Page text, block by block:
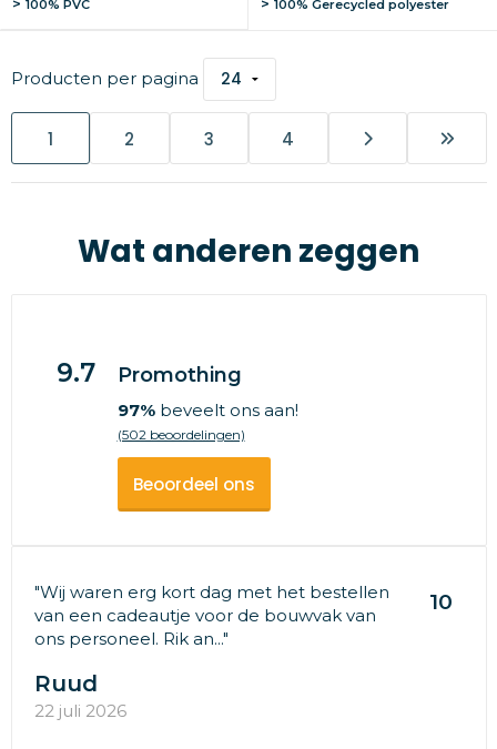
100% PVC 100% Gerecycled polyester
Producten per pagina
1 2 3 4
Wat anderen zeggen
9.7 Promothing
97%beveelt ons aan!
(502 beoordelingen)
Beoordeel ons
"Wij waren erg kort dag met het bestellen
van een cadeautje voor de bouwvak van
ons personeel. Rik an..."
10
Ruud
22 juli 2026